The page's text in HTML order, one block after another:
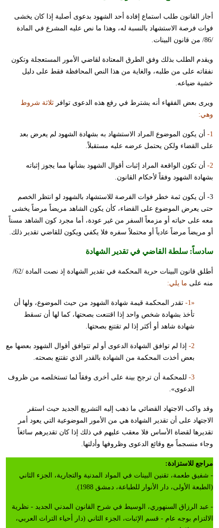
أجاز القانون طلب استماع إفادة أحد الشهود بدعوى أصلية إذا كان يخشى
فوات فرصة الاستشهاد بالنسبة له، وهذا ما نص عليه المشرع في المادة
/86/ من قانون البينات.
ويقدم الطلب بذلك وفق الطرق المعتادة لقاضي الأمور المستعجلة وتكون
نفقاته على من طلبه، والغاية من هذا النص المحافظة فقط على دليل
خشية ضياعه.
ويرى بعض الفقهاء أنه يشترط في رفع هذه الدعوى توافر ثلاثة شروط
وهي:
1-
أن يكون الموضوع المراد الاستشهاد به بشهادة الشهود لم يعرض بعد
على القضاء ولكن يحتمل عرضه عليه مستقبلاً.
2-
أن تكون الواقعة المراد إثبات أقوال الشهود بشأنها مما يجوز إثباته
بشهادة الشهود وفقاً لأحكام القانون.
3- أن يكون ثمة خطر فوات الفرصة للاستشهاد بالشهود لو انتظر الخصم
حتى يعرض الموضوع على القضاء، كأن يكون الشاهد مريضاً مرضاً يخشى
معه على حياته أو مزمعاً السفر من غير عودة، أما مجرد كون الشاهد مسناً
أو مريضاً مرضاً عادياً أو محتملاً سفره فلا يكفي ويكون للقاضي تقدير ذلك.
سادساً: سلطة القاضي في تقدير الشهادة
أطلق قانون البينات حرية المحكمة في تقدير الشهادة إذ نصت المادة /62/
منه على ما يلي:
«1-
تقدر المحكمة قيمة شهادة الشهود من حيث الموضوع، ولها أن
تأخذ بشهادة شخص واحد إذا اقتنعت بصحتها، كما لها أن تسقط
شهادة شاهد أو أكثر إذا لم تقتنع بصحتها.
2-
إذا لم توافق الشهادة الدعوى أو لم تتوافق أقوال الشهود بعضها مع
بعض أخذت المحكمة من الشهادة بالقدر الذي تقتنع بصحته.
3- للمحكمة أن ترجح بينة على أخرى وفقاً لما تستخلصه من ظروف
الدعوى».
وقد واكب الاجتهاد القضائي ما ذهب إليه التشريع الجديد حيث استقر
الاجتهاد على أن تقدير الشهادة هي من الأمور الموضوعية التي يعود أمر
تقديرها لقضاة الأساس فلا معقب عليهم في ذلك إذا كان تقديرهم سائغاً
وجاء منسجماً مع وقائع الدعوى وظروفها وأدلتها.
مراجع للاستزادة:
- شفيق طعمة، تقنين البينات في المواد المدنية والتجارية، الجزء الثاني
(الطبعة الأولى، دار الأنوار للطباعة، دمشق 1988).
- عبد الرزاق السنهوري، الوسيط في شرح القانون المدني الجديد - نظرية
الالتزام بوجه عام - قسم الإثبات، الجزء الثاني (دار أحياء التراث العربي،